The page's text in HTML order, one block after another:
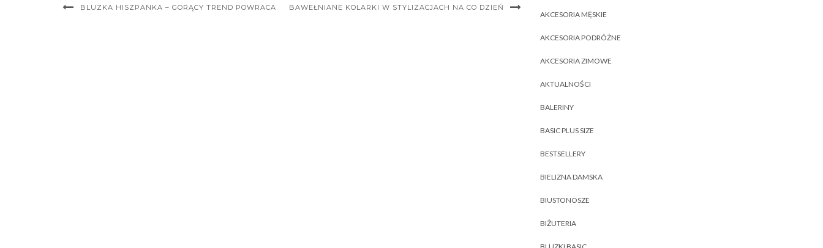
BLUZKA HISZPANKA – GORĄCY TREND POWRACA BAWEŁNIANE KOLARKI W STYLIZACJACH NA CO DZIEŃ
AKCESORIA MĘSKIE
AKCESORIA PODRÓŻNE
AKCESORIA ZIMOWE
AKTUALNOŚCI
BALERINY
BASIC PLUS SIZE
BESTSELLERY
BIELIZNA DAMSKA
BIUSTONOSZE
BIŻUTERIA